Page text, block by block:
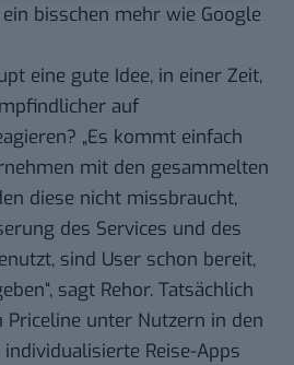
bisschen mehr wie Google
eine gute Idee, in einer Zeit,
auf
„Es kommt einfach
mit den gesammelten
diese nicht missbraucht,
des Services und des
sind User schon bereit,
sagt Rehor. Tatsächlich
Priceline unter Nutzern in den
Reise-Apps